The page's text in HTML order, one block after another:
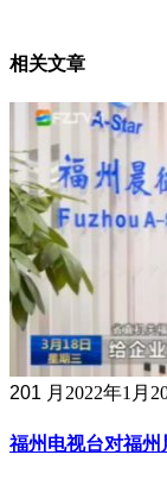
相关文章
201 月 2022年1月
福州电视台对福州